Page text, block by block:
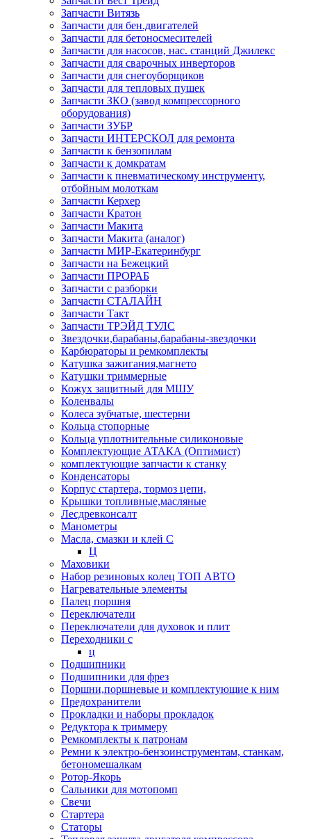
Запчасти Витязь
Запчасти для бен.двигателей
Запчасти для бетоносмесителей
Запчасти для насосов, нас. станций Джилекс
Запчасти для сварочных инверторов
Запчасти для снегоуборщиков
Запчасти для тепловых пушек
Запчасти ЗКО (завод компрессорного
оборудования)
Запчасти ЗУБР
Запчасти ИНТЕРСКОЛ для ремонта
Запчасти к бензопилам
Запчасти к домкратам
Запчасти к пневматическому инструменту,
отбойным молоткам
Запчасти Керхер
Запчасти Кратон
Запчасти Макита
Запчасти Макита (аналог)
Запчасти МИР-Екатеринбург
Запчасти на Бежецкий
Запчасти ПРОРАБ
Запчасти с разборки
Запчасти СТАЛАЙН
Запчасти Такт
Запчасти ТРЭЙД ТУЛС
Звездочки,барабаны,барабаны-звездочки
Карбюраторы и ремкомплекты
Катушка зажигания,магнето
Катушки триммерные
Кожух защитный для МШУ
Коленвалы
Колеса зубчатые, шестерни
Кольца стопорные
Кольца уплотнительные силиконовые
Комплектующие АТАКА (Оптимист)
комплектующие запчасти к станку
Конденсаторы
Корпус стартера, тормоз цепи,
Крышки топливные,масляные
Лесдревконсалт
Манометры
Масла, смазки и клей С
Ц
Маховики
Набор резиновых колец ТОП АВТО
Нагревательные элементы
Палец поршня
Переключатели
Переключатели для духовок и плит
Переходники с
ц
Подшипники
Подшипники для фрез
Поршни,поршневые и комплектующие к ним
Предохранители
Прокладки и наборы прокладок
Редуктора к триммеру
Ремкомплекты к патронам
Ремни к электро-бензоинструментам, станкам,
бетономешалкам
Ротор-Якорь
Сальники для мотопомп
Свечи
Стартера
Статоры